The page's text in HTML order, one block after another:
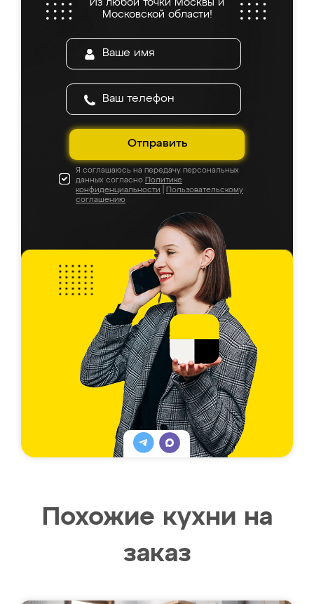
Из любой точки Москвы и
Московской области!
Отправить
Я соглашаюсь на передачу персональных
данных согласно Политике
конфиденциальности
Пользовательскому
соглашению
Похожие кухни на
заказ